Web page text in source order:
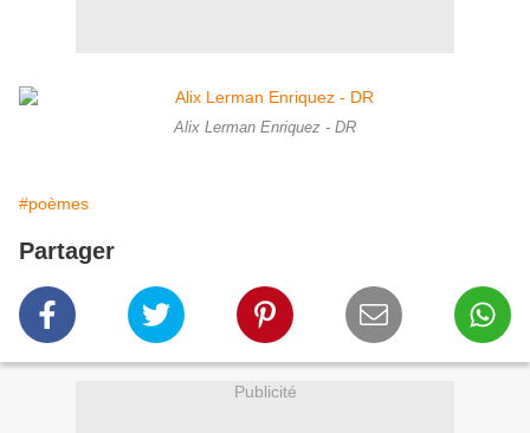
Alix Lerman Enriquez - DR
#poèmes
Partager
Publicité